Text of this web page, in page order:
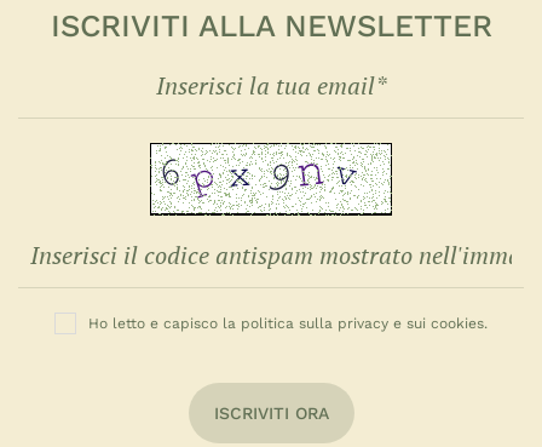
ISCRIVITI ALLA NEWSLETTER
Ho letto e capisco la politica sulla privacy e sui cookies.
ISCRIVITI ORA